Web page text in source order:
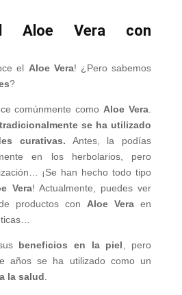
Aloe Vera con
el Aloe Vera! ¿Pero sabemos
?
comúnmente como Aloe Vera
se ha utilizado
curativas. Antes, la podías
en los herbolarios, pero
¡Se han hecho todo tipo
Vera! Actualmente, puedes ver
productos con Aloe Vera en
beneficios en la piel , pero
años se ha utilizado como un
la salud